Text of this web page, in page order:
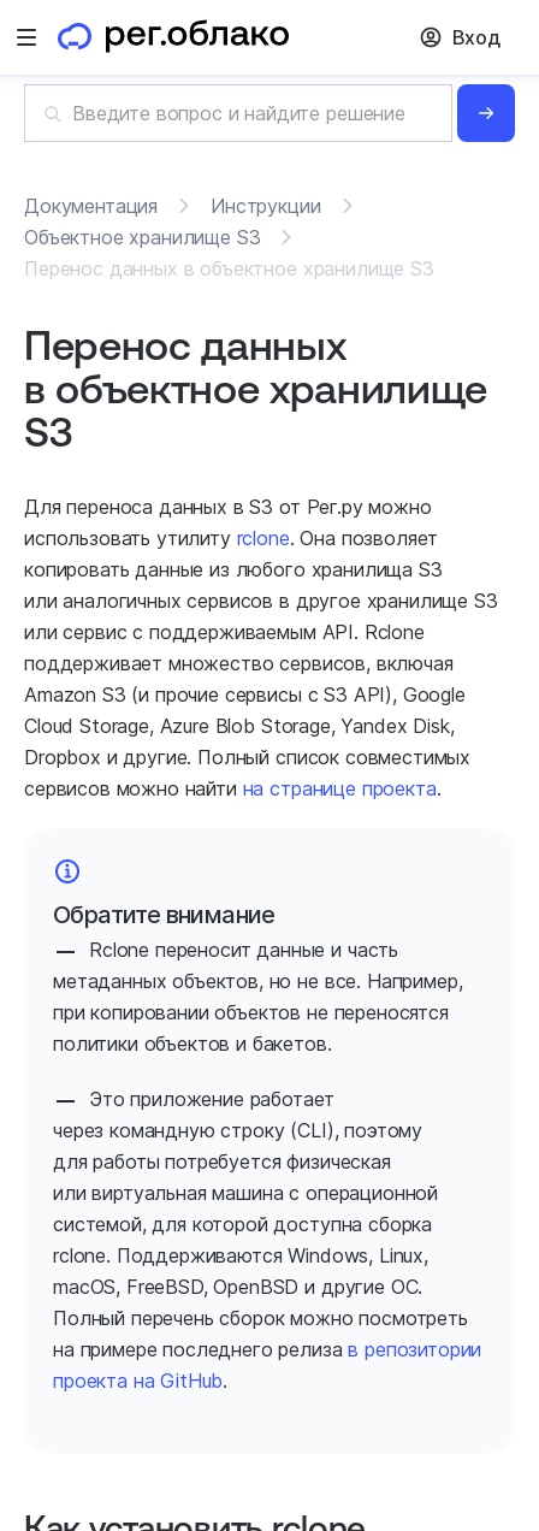
Открыть меню Вход
Документация
Инструкции
Объектное хранилище S3
Перенос данных в объектное хранилище S3
Перенос данных
в объектное хранилище
S3
Для переноса данных в S3 от Рег.ру можно
использовать утилиту rclone. Она позволяет
копировать данные из любого хранилища S3
или аналогичных сервисов в другое хранилище S3
или сервис с поддерживаемым API. Rclone
поддерживает множество сервисов, включая
Amazon S3 (и прочие сервисы с S3 API), Google
Cloud Storage, Azure Blob Storage, Yandex Disk,
Dropbox и другие. Полный список совместимых
сервисов можно найти на странице проекта.
Обратите внимание
Rclone переносит данные и часть
метаданных объектов, но не все. Например,
при копировании объектов не переносятся
политики объектов и бакетов.
Это приложение работает
через командную строку (CLI), поэтому
для работы потребуется физическая
или виртуальная машина с операционной
системой, для которой доступна сборка
rclone. Поддерживаются Windows, Linux,
macOS, FreeBSD, OpenBSD и другие ОС.
Полный перечень сборок можно посмотреть
на примере последнего релизав репозитории
проекта на GitHub.